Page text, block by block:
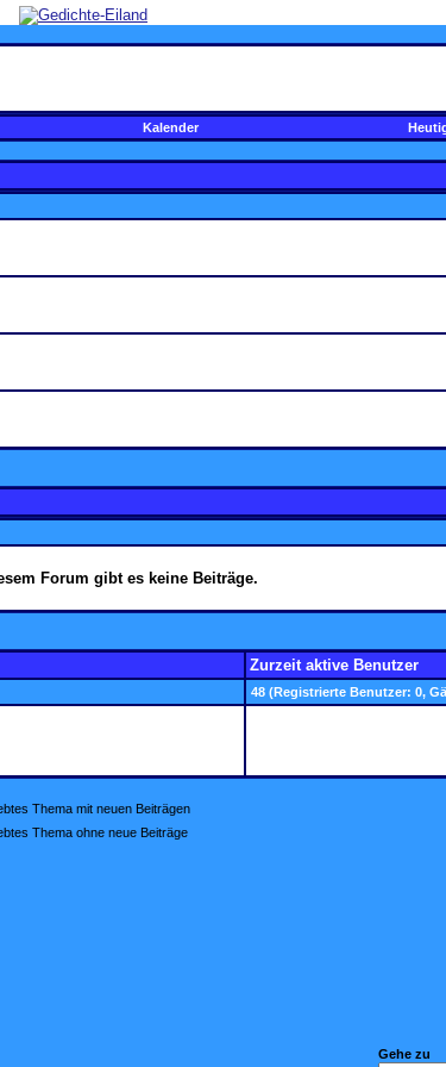
Kalender
Forum gibt es keine Beiträge.
Zurzeit aktive Benutzer
48 (Registrierte Benutzer: 0,
Thema mit neuen Beiträgen
Thema ohne neue Beiträge
Gehe zu